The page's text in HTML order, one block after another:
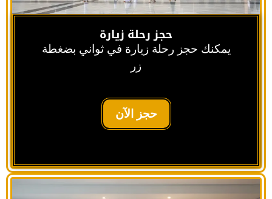
حجز رحلة زيارة
يمكنك حجز رحلة زيارة في ثواني بضغطة
زر
حجز الآن